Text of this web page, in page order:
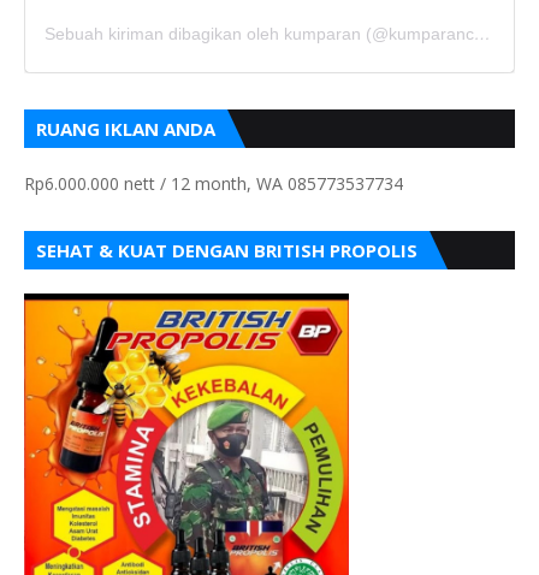
Sebuah kiriman dibagikan oleh kumparan (@kumparancom)
RUANG IKLAN ANDA
Rp6.000.000 nett / 12 month, WA 085773537734
SEHAT & KUAT DENGAN BRITISH PROPOLIS